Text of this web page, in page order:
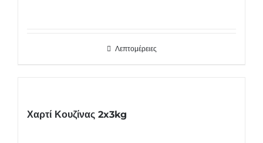
Λεπτομέρειες
Χαρτί Κουζίνας 2x3kg